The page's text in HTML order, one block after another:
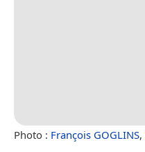
Photo : François GOGLINS,